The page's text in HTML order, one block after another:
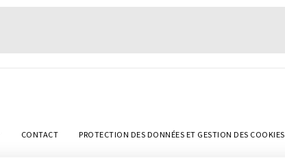
CONTACT PROTECTION DES DONNÉES ET GESTION DES COOKIES